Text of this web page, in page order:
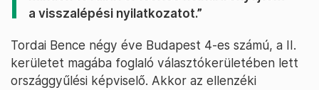
a visszalépési nyilatkozatot.”
Tordai Bence négy éve Budapest 4-es számú, a II.
kerületet magába foglaló választókerületében lett
országgyűlési képviselő. Akkor az ellenzéki